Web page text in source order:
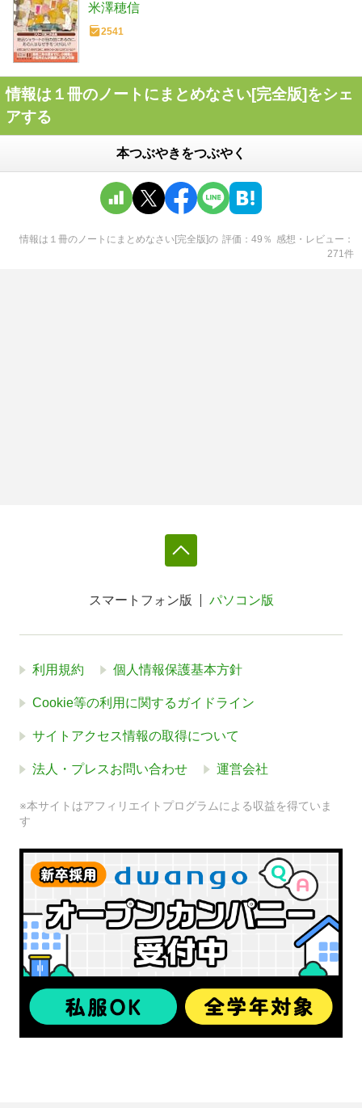
米澤穂信
2541
情報は１冊のノートにまとめなさい[完全版]をシェ
アする
本つぶやきをつぶやく
情報は１冊のノートにまとめなさい[完全版]の 評価 49 ％ 感想・レビュー
271件
スマートフォン版 パソコン版
利用規約 個人情報保護基本方針
Cookie等の利用に関するガイドライン
サイトアクセス情報の取得について
法人・プレスお問い合わせ 運営会社
※本サイトはアフィリエイトプログラムによる収益を得ていま
す